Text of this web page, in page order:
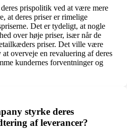
prispolitik ved at være mere
at deres priser er rimelige
Det er tydeligt, at nogle
over høje priser, især når de
priser. Det ville være
overveje en revaluering af deres
kundernes forventninger og
styrke deres
af leverancer?